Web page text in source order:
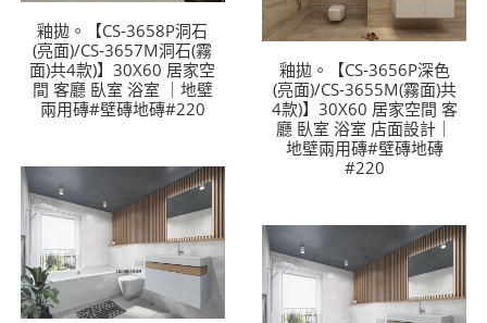
釉拋。【CS-3658P洞石
(亮面)/CS-3657M洞石(霧
面)共4款)】30X60 居家空
間 客廳 臥室 浴室 ｜地壁
兩用磚#壁磚地磚#220
釉拋。【CS-3656P深色
(亮面)/CS-3655M(霧面)共
4款)】30X60 居家空間 客
廳 臥室 浴室 店面設計｜
地壁兩用磚#壁磚地磚
#220